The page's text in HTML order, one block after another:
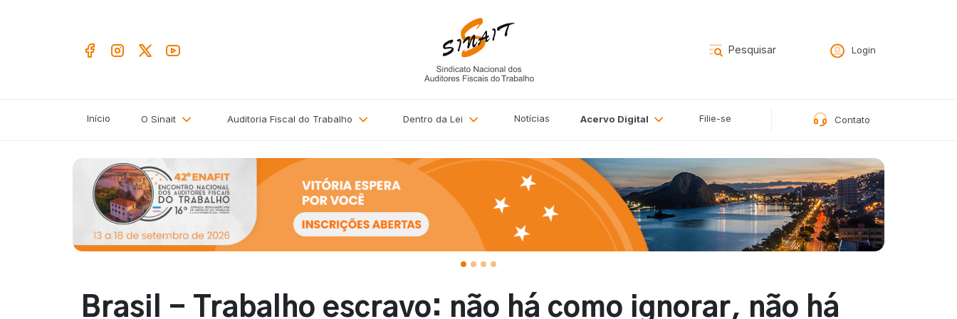
Login
Início O Sinait Auditoria Fiscal do Trabalho Dentro da Lei Notícias Acervo Digital Filie-se Contato
Brasil - Trabalho escravo: não há como ignorar, não há